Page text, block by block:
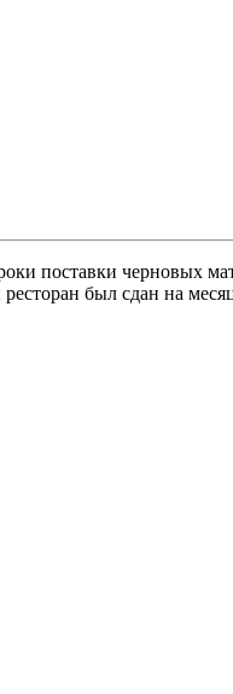
поставки черновых
был сдан на